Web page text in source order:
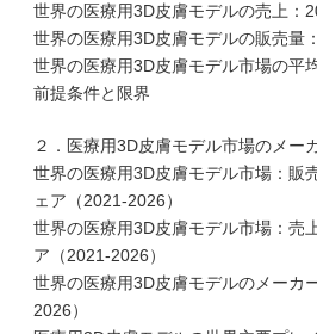
世界の医療用3D皮膚モデルの売上：
世界の医療用3D皮膚モデルの販売量
世界の医療用3D皮膚モデル市場の平
前提条件と限界
２．医療用3D皮膚モデル市場のメー
世界の医療用3D皮膚モデル市場：販
ェア（2021-2026）
世界の医療用3D皮膚モデル市場：売
ア（2021-2026）
世界の医療用3D皮膚モデルのメーカ
2026）